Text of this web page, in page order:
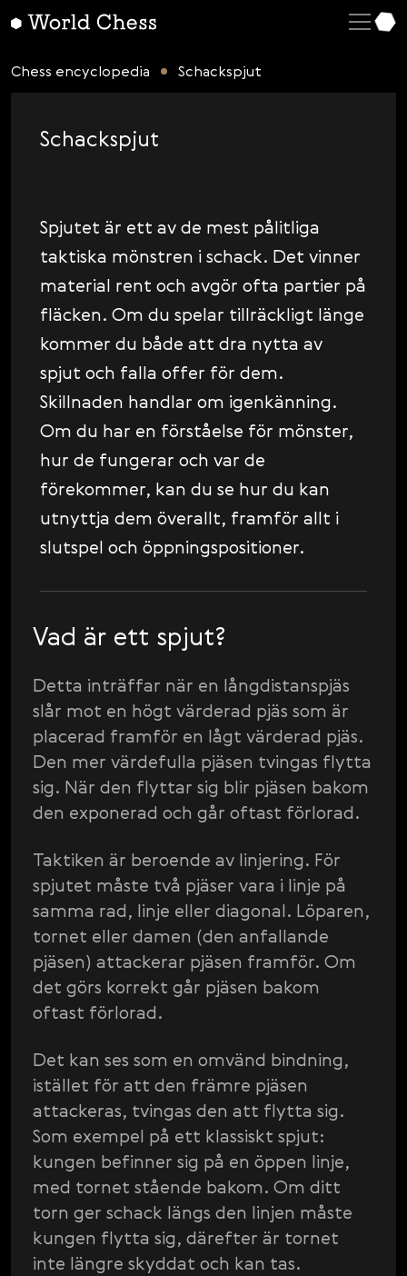
Chess encyclopedia Schackspjut
Schackspjut
Spjutet är ett av de mest pålitliga
taktiska mönstren i schack. Det vinner
material rent och avgör ofta partier på
fläcken. Om du spelar tillräckligt länge
kommer du både att dra nytta av
spjut och falla offer för dem.
Skillnaden handlar om igenkänning.
Om du har en förståelse för mönster,
hur de fungerar och var de
förekommer, kan du se hur du kan
utnyttja dem överallt, framför allt i
slutspel och öppningspositioner.
Vad är ett spjut?
Detta inträffar när en långdistanspjäs
slår mot en högt värderad pjäs som är
placerad framför en lågt värderad pjäs.
Den mer värdefulla pjäsen tvingas flytta
sig. När den flyttar sig blir pjäsen bakom
den exponerad och går oftast förlorad.
Taktiken är beroende av linjering. För
spjutet måste två pjäser vara i linje på
samma rad, linje eller diagonal. Löparen,
tornet eller damen (den anfallande
pjäsen) attackerar pjäsen framför. Om
det görs korrekt går pjäsen bakom
oftast förlorad.
Det kan ses som en omvänd bindning,
istället för att den främre pjäsen
attackeras, tvingas den att flytta sig.
Som exempel på ett klassiskt spjut:
kungen befinner sig på en öppen linje,
med tornet stående bakom. Om ditt
torn ger schack längs den linjen måste
kungen flytta sig, därefter är tornet
inte längre skyddat och kan tas.
English
Español
Français
Nederlands
Português
Polski
Українська
Čeština
Svenska
Română
Tiếng Việt
日本語